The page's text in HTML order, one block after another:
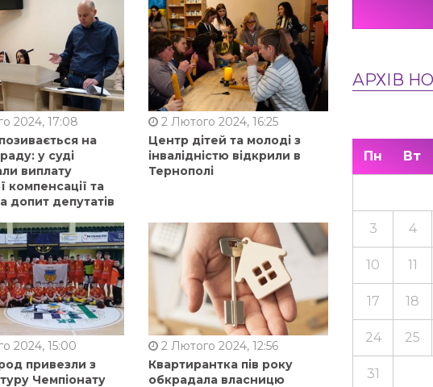
2024, 17:08
на
у суді
виплату
компенсації та
допит депутатів
2 Лютого 2024, 16:25
Центр дітей та молоді з
інвалідністю відкрили в
Тернополі
2024, 15:00
привезли з
Чемпіонату
2 Лютого 2024, 12:56
Квартирантка пів року
обкрадала власницю
АРХІВ
Пн Вт
3 4
10 11
17 18
24 25
31